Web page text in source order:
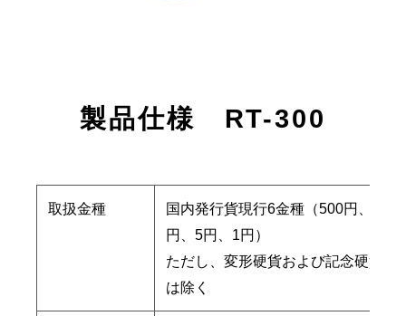
製品仕様 RT-300
取扱金種
国内発行貨現行6金種（500円、100
円、5円、1円）
ただし、変形硬貨および記念硬貨な
は除く